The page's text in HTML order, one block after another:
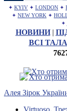
✦ KYIV ✦ LONDON ✦
✦ NEW YORK ✦
✦
НОВИНИ|
ВСІ
Алея Зірок
Virtuoso.